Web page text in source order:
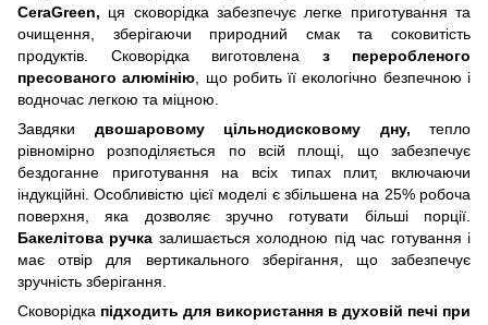
CeraGreen, ця сковорідка забезпечує легке приготування та
очищення, зберігаючи природний смак та соковитість
продуктів. Сковорідка виготовлена з переробленого
пресованого алюмінію , що робить її екологічно безпечною і
водночас легкою та міцною.
Завдяки двошаровому цільнодисковому дну, тепло
рівномірно розподіляється по всій площі, що забезпечує
бездоганне приготування на всіх типах плит, включаючи
індукційні. Особливістю цієї моделі є збільшена на 25% робоча
поверхня, яка дозволяє зручно готувати більші порції.
Бакелітова ручка залишається холодною під час готування і
має отвір для вертикального зберігання, що забезпечує
зручність зберігання.
Сковорідка підходить для використання в духовій печі при